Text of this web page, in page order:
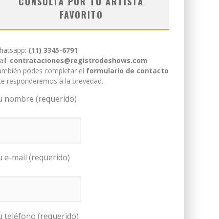
FAVORITO
(11) 3345-6791
contrataciones@registrodeshows.com
podes completar el formulario de contacto
responderemos a la brevedad.
nombre (requerido)
e-mail (requerido)
teléfono (requerido)